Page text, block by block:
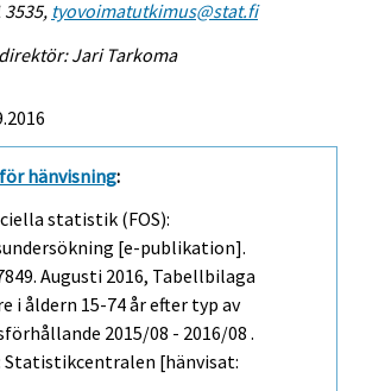
3535, tyovoimatutkimus@stat.fi
Jari Tarkoma
hänvisning:
statistik (FOS):
[e-publikation].
Augusti 2016, Tabellbilaga
i åldern 15-74 år efter typ av
2015/08 - 2016/08 .
Statistikcentralen [hänvisat: